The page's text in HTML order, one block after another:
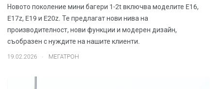
Новото поколение мини багери 1-2t включва моделите E16,
E17z, E19 и E20z. Те предлагат нови нива на
производителност, нови функции и модерен дизайн,
съобразен с нуждите на нашите клиенти.
19.02.2026 . МЕГАТРОН